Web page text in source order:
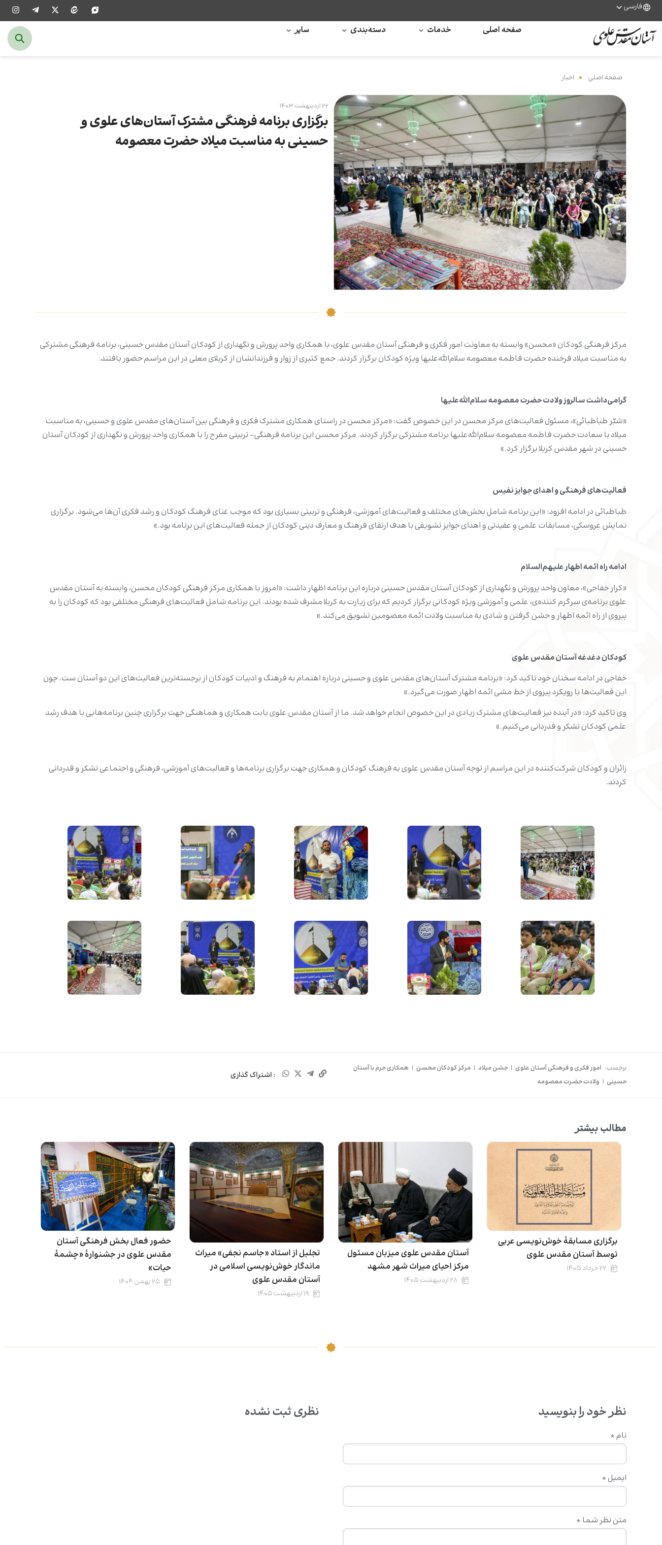
فارسی
صفحه اصلی خدمات دسته‌بندی سایر
صفحه اصلی اخبار
۲۲ اردیبهشت ۱۴۰۳
برگزاری برنامه فرهنگی مشترک آستان‌های علوی و
حسینی به مناسبت میلاد حضرت معصومه
مرکز فرهنگی کودکان «محسن» وابسته به معاونت امور فکری و فرهنگی آستان مقدس علوی، با همکاری واحد پرورش و نگهداری از کودکان آستان مقدس حسینی، برنامه فرهنگی مشترکی
به مناسبت میلاد فرخنده حضرت فاطمه معصومه سلام‌الله‌علیها ویژه کودکان برگزار کردند. جمع کثیری از زوار و فرزندانشان از کربلای معلی در این مراسم حضور یافتند.
گرامی‌داشت سالروز ولادت حضرت معصومه سلام‌الله‌علیها
«شبّر طباطبائی»، مسئول فعالیت‌‌های مرکز محسن در این خصوص گفت: «مرکز محسن در راستای همکاری مشترک فکری و فرهنگی بین آستان‌های مقدس علوی و حسینی، به مناسبت
میلاد با سعادت حضرت فاطمه معصومه سلام‌الله‌علیها برنامه مشترکی برگزار کردند. مرکز محسن این برنامه فرهنگی- تربیتی مفرح را با همکاری واحد پرورش و نگهداری از کودکان آستان
حسینی در شهر مقدس کربلا برگزار کرد.»
فعالیت‌های فرهنگی و اهدای جوایز نفیس
طباطبائی در ادامه افزود: «این برنامه شامل بخش‌های مختلف و فعالیت‌های آموزشی، فرهنگی و تربیتی بسیاری بود که موجب غنای فرهنگ کودکان و رشد فکری آن‌ها می‌شود. برگزاری
نمایش عروسکی، مسابقات علمی و عقیدتی و اهدای جوایز تشویقی با هدف ارتقای فرهنگ و معارف دینی کودکان از جمله فعالیت‌های این برنامه بود.»
ادامه راه ائمه اطهار علیهم‌السلام
«کرار خفاجی»، معاون واحد پرورش و نگهداری از کودکان آستان مقدس حسینی درباره این برنامه اظهار داشت: «امروز با همکاری مرکز فرهنگی کودکان محسن، وابسته به آستان مقدس
علوی برنامه‌‌ی سرگرم کننده‌ی، علمی و آموزشی ویژه کودکانی برگزار کردیم که برای زیارت به کربلا مشرف شده‌ بودند. این برنامه شامل فعالیت‌های فرهنگی مختلفی بود که کودکان را به
پیروی از راه ائمه اطهار و جشن گرفتن و شادی به مناسبت ولادت ائمه معصومین تشویق می‌کند.»
کودکان دغدغه آستان مقدس علوی
خفاجی در ادامه سخنان خود تاکید کرد: «برنامه مشترک آستان‌های مقدس علوی و حسینی درباره اهتمام به فرهنگ و ادبیات کودکان از برجسته‌ترین فعالیت‌های این دو آستان ست. چون
این فعالیت‌ها با رویکرد پیروی از خط مشی ائمه اطهار صورت می‌گیرد.»
وی تاکید کرد: «در آینده نیز فعالیت‌های مشترک زیادی در این خصوص انجام خواهد شد. ما از آستان مقدس علوی بابت همکاری و هماهنگی جهت برگزاری چنین برنامه‌هایی با هدف رشد
علمی‌ کودکان تشکر و قدردانی می‌کنیم.»
زائران و کودکان شرکت‌کننده در این مراسم از توجه آستان مقدس علوی به فرهنگ کودکان و همکاری جهت برگزاری برنامه‌ها و فعالیت‌های آموزشی، فرهنگی و اجتماعی تشکر و قدردانی
کردند.
برچسب: امور فکری و فرهنگی آستان علوی | جشن میلاد | مرکز کودکان محسن | همکاری حرم با آستان
حسینی | ولادت حضرت معصومه
: اشتراک گذاری
مطالب بیشتر
برگزاری مسابقۀ خوش‌نویسی عربی
توسط آستان مقدس علوی
۲۲ خرداد ۱۴۰۵
آستان مقدس علوی میزبان مسئول
مرکز احیای میراث شهر مشهد
۲۸ اردیبهشت ۱۴۰۵
تجلیل از استاد «جاسم نجفی» میراث
ماندگار خوش‌نویسی اسلامی در
آستان مقدس علوی
۱۹ اردیبهشت ۱۴۰۵
حضور فعال بخش فرهنگی آستان
مقدس علوی در جشنوارۀ «چشمهٔ
حیات»
۲۵ بهمن ۱۴۰۴
نظر خود را بنویسید
متن نظر شما *
نام *
ایمیل *
نظری ثبت نشده